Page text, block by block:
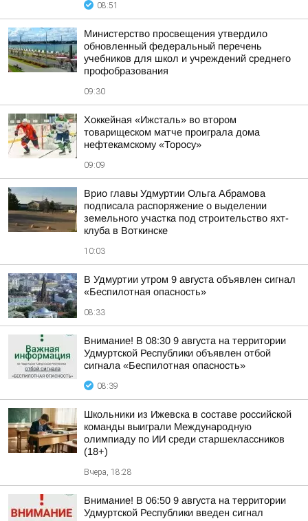
08:51
Министерство просвещения утвердило
обновленный федеральный перечень
учебников для школ и учреждений среднего
профобразования
09:30
Хоккейная «Ижсталь» во втором
товарищеском матче проиграла дома
нефтекамскому «Торосу»
09:09
Врио главы Удмуртии Ольга Абрамова
подписала распоряжение о выделении
земельного участка под строительство яхт-
клуба в Воткинске
10:03
В Удмуртии утром 9 августа объявлен сигнал
«Беспилотная опасность»
08:33
Внимание! В 08:30 9 августа на территории
Удмуртской Республики объявлен отбой
сигнала «Беспилотная опасность»
08:39
Школьники из Ижевска в составе российской
команды выиграли Международную
олимпиаду по ИИ среди старшеклассников
(18+)
Вчера, 18:28
Внимание! В 06:50 9 августа на территории
Удмуртской Республики введен сигнал